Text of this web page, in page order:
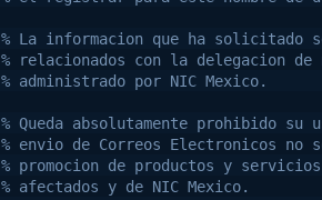
% La informacion que ha solicitado
% relacionados con la delegacion de
% administrado por NIC Mexico.
% Queda absolutamente prohibido
% envio de Correos Electronicos
% promocion de productos y
% afectados y de NIC Mexico.